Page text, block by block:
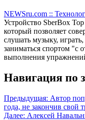
NEWSru.com ::
Устройство SberBox
который позволяет
слушать музыку,
заниматься спортом "с
выполнения
Навигация по
Предыдущая: Автор
года, не закончив свой
Далее: Алексей